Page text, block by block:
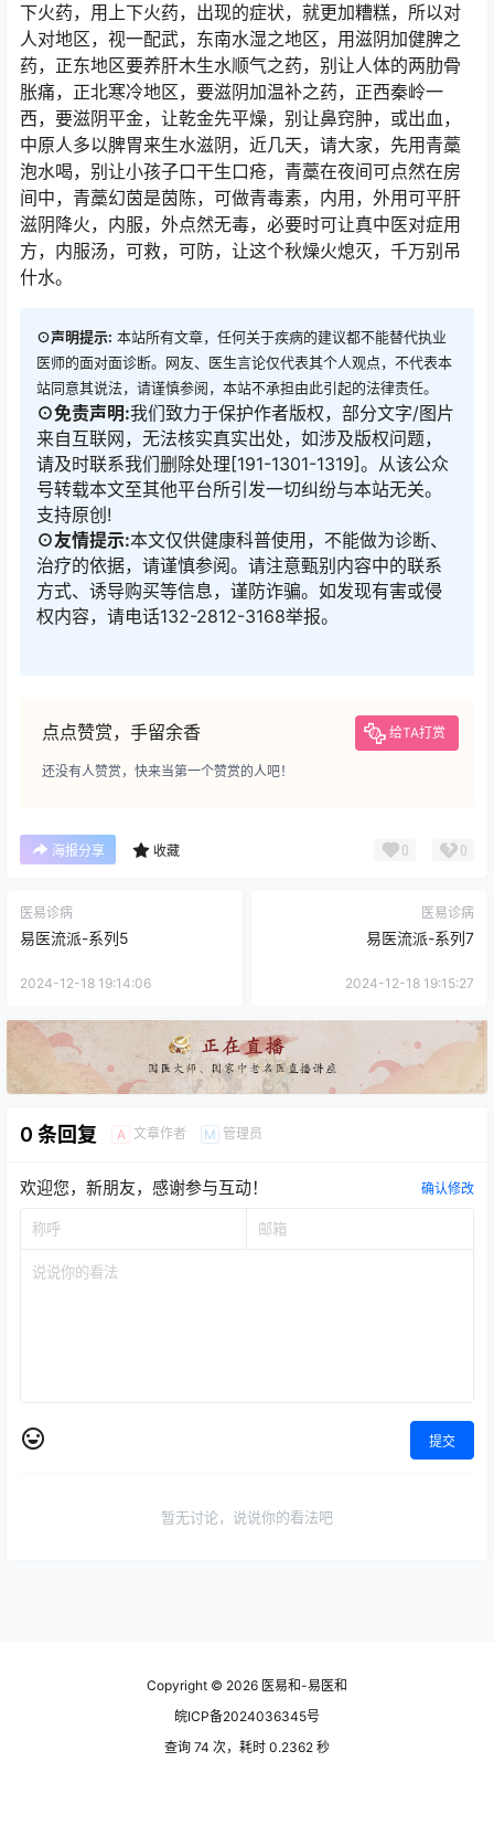
下火药，用上下火药，出现的症状，就更加糟糕，所以对
人对地区，视一配武，东南水湿之地区，用滋阴加健脾之
药，正东地区要养肝木生水顺气之药，别让人体的两肋骨
胀痛，正北寒冷地区，要滋阴加温补之药，正西秦岭一
西，要滋阴平金，让乾金先平燥，别让鼻窍肿，或出血，
中原人多以脾胃来生水滋阴，近几天，请大家，先用青藁
泡水喝，别让小孩子口干生口疮，青藁在夜间可点然在房
间中，青藁幻茵是茵陈，可做青毒素，内用，外用可平肝
滋阴降火，内服，外点然无毒，必要时可让真中医对症用
方，内服汤，可救，可防，让这个秋燥火熄灭，千万别吊
什水。
⊙声明提示: 本站所有文章，任何关于疾病的建议都不能替代执业
医师的面对面诊断。网友、医生言论仅代表其个人观点，不代表本
站同意其说法，请谨慎参阅，本站不承担由此引起的法律责任。
⊙免责声明:我们致力于保护作者版权，部分文字/图片
来自互联网，无法核实真实出处，如涉及版权问题，
请及时联系我们删除处理[191-1301-1319]。从该公众
号转载本文至其他平台所引发一切纠纷与本站无关。
支持原创!
⊙友情提示:本文仅供健康科普使用，不能做为诊断、
治疗的依据，请谨慎参阅。请注意甄别内容中的联系
方式、诱导购买等信息，谨防诈骗。如发现有害或侵
权内容，请电话132-2812-3168举报。
点点赞赏，手留余香 给TA打赏
还没有人赞赏，快来当第一个赞赏的人吧！
海报分享 收藏 0 0
医易诊病
易医流派-系列5
2024-12-18 19:14:06
医易诊病
易医流派-系列7
2024-12-18 19:15:27
0 条回复 A 文章作者 M 管理员
欢迎您，新朋友，感谢参与互动！ 确认修改
提交
暂无讨论，说说你的看法吧
Copyright © 2026 医易和-易医和
皖ICP备2024036345号
查询 74 次，耗时 0.2362 秒